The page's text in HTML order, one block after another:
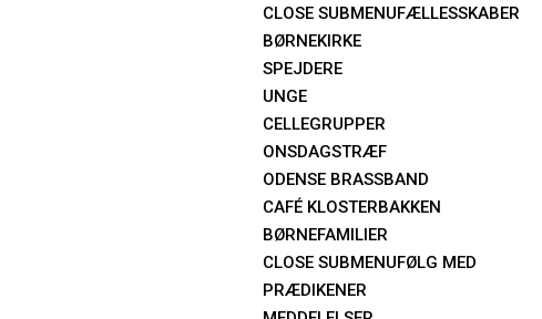
CLOSE SUBMENUFÆLLESSKABER
BØRNEKIRKE
SPEJDERE
UNGE
CELLEGRUPPER
ONSDAGSTRÆF
ODENSE BRASSBAND
CAFÉ KLOSTERBAKKEN
BØRNEFAMILIER
CLOSE SUBMENUFØLG MED
PRÆDIKENER